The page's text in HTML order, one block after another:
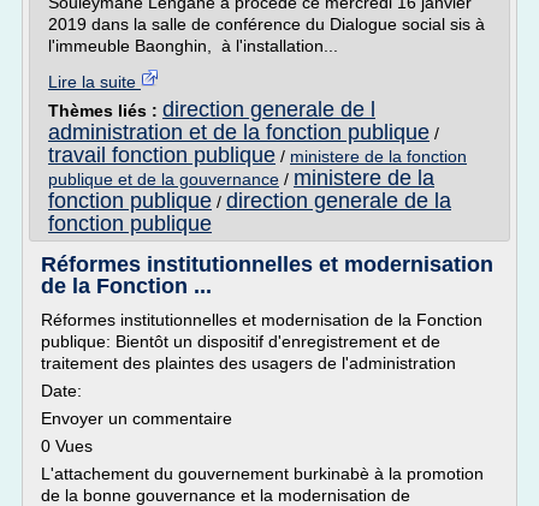
2019 dans la salle de conférence du Dialogue social sis à
l'immeuble Baonghin, à l'installation...
Lire la suite
Thèmes liés : direction generale de l
administration et de la fonction publique /
travail fonction publique / ministere de la fonction
publique et de la gouvernance / ministere de la
fonction publique / direction generale de la
fonction publique
Réformes institutionnelles et modernisation
de la Fonction ...
Réformes institutionnelles et modernisation de la Fonction
publique: Bientôt un dispositif d'enregistrement et de
traitement des plaintes des usagers de l'administration
Date:
Envoyer un commentaire
0 Vues
L'attachement du gouvernement burkinabè à la promotion
de la bonne gouvernance et la modernisation de